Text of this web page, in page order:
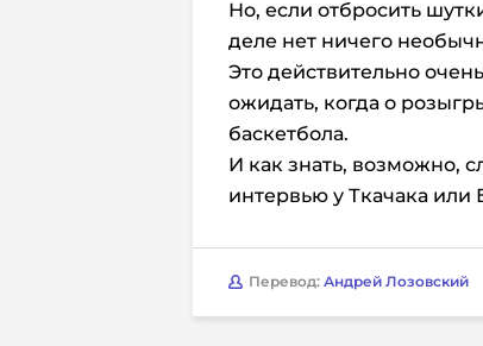
Но, если отбросить
деле нет ничего
Это действительно
ожидать, когда о
баскетбола.
И как знать, возможно,
интервью у Ткачака
Перевод: Андрей Лозовский